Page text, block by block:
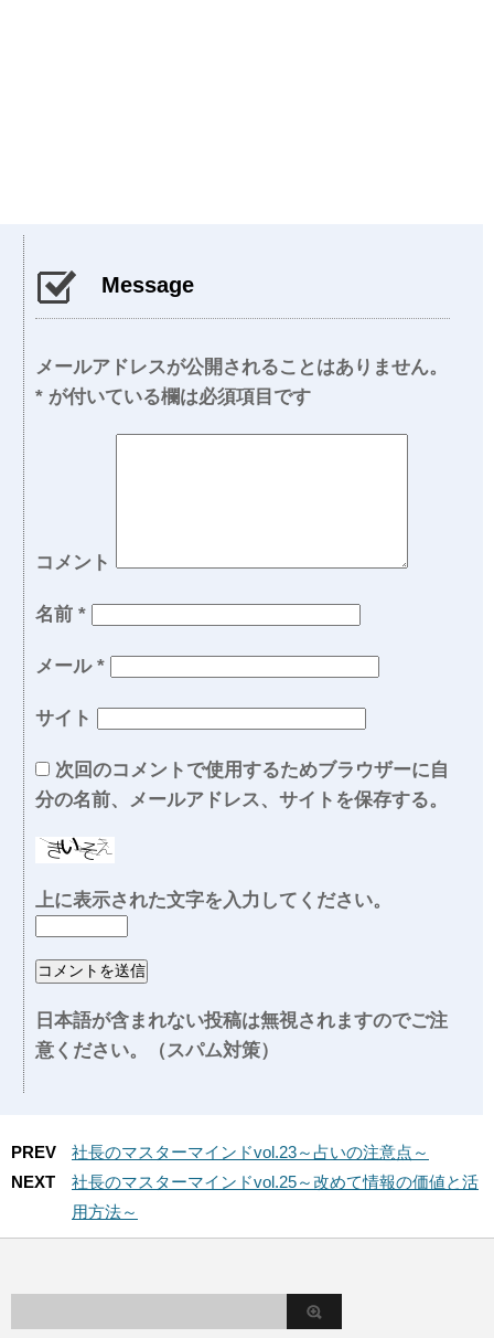
Message
メールアドレスが公開されることはありません。
* が付いている欄は必須項目です
コメント
名前 *
メール *
サイト
次回のコメントで使用するためブラウザーに自
分の名前、メールアドレス、サイトを保存する。
上に表示された文字を入力してください。
日本語が含まれない投稿は無視されますのでご注
意ください。（スパム対策）
PREV
社長のマスターマインドvol.23～占いの注意点～
NEXT
社長のマスターマインドvol.25～改めて情報の価値と活
用方法～